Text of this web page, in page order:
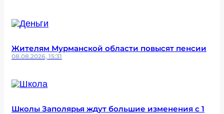
Жителям Мурманской области повысят пенсии
08.08.2026, 15:31
Школы Заполярья ждут большие изменения с 1